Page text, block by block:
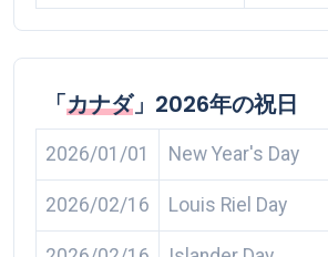
「カナダ」2026年の祝日
2026/01/01 New Year's Day
2026/02/16 Louis Riel Day